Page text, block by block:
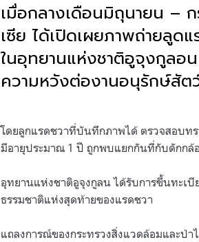
เมื่อกลางเดือนมิถุนายน –
เซีย ได้เปิดเผยภาพถ่ายลูด
ในอุทยานแห่งชาติอูจุงกูลอ
ความหวังต่องานอนุรักษ์สั
โดยลูกแรดชวาที่บันทึกภาพได้ ตรวจสอบทร
มีอายุประมาณ 1 ปี ถูกพบแยกกันที่กับดักกล้
อุทยานแห่งชาติอูจุงกูลน ได้รับการขึ้นทะเ
ธรรมชาติแห่งสุดท้ายของแรดชวา
แถลงการณ์ของกระทรวงสิ่งแวดล้อมและป่